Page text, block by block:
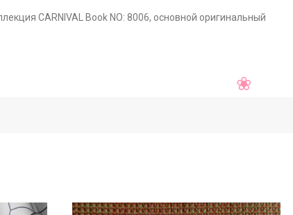
CARNIVAL Book NO: 8006, основной оригинальный